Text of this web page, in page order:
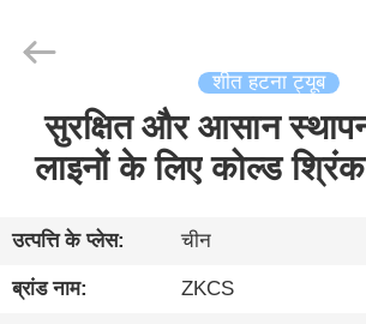
विडियो
INDUSTRIAL
CO.,
Reserved.
शीत हटना ट्यूब
सुरक्षित और आसान
लाइनों के लिए कोल्ड
उत्पत्ति के प्लेस: चीन
ब्रांड नाम: ZKCS